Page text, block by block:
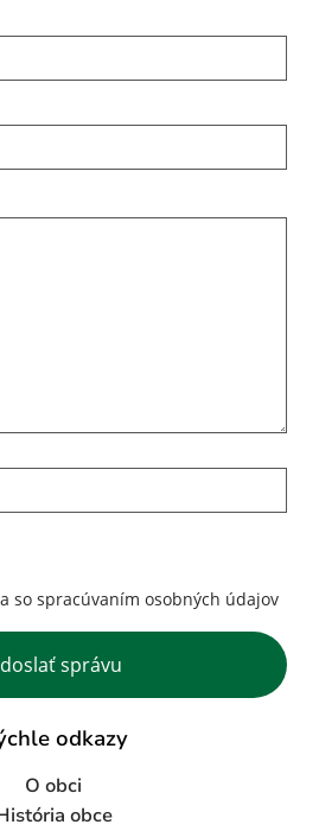
so spracúvaním osobných údajov
správu
odkazy
O obci
obce